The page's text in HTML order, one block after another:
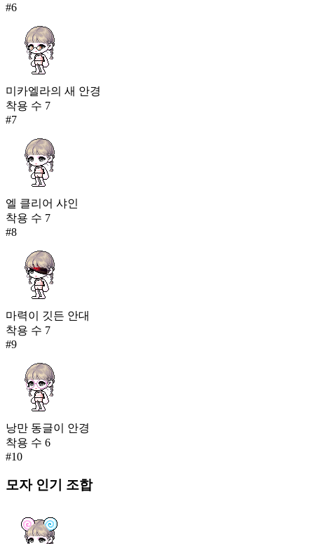
#6
미카엘라의 새 안경
착용 수 7
#7
엘 클리어 샤인
착용 수 7
#8
마력이 깃든 안대
착용 수 7
#9
낭만 동글이 안경
착용 수 6
#10
모자인기 조합